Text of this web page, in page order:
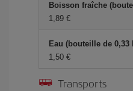
Boisson fraîche
1,89 €
Eau (bouteille de 0,33
1,50 €
Transports